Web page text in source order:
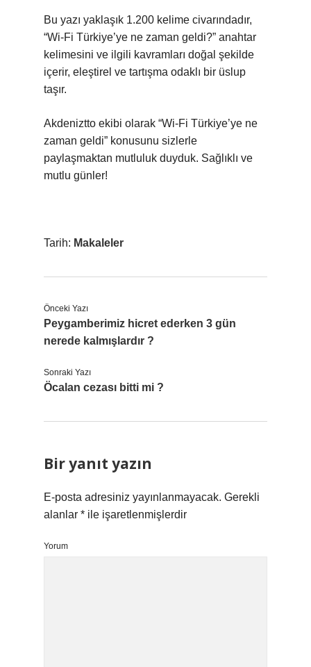
Bu yazı yaklaşık 1.200 kelime civarındadır,
“Wi-Fi Türkiye’ye ne zaman geldi?” anahtar
kelimesini ve ilgili kavramları doğal şekilde
içerir, eleştirel ve tartışma odaklı bir üslup
taşır.
Akdeniztto ekibi olarak “Wi-Fi Türkiye’ye ne
zaman geldi” konusunu sizlerle
paylaşmaktan mutluluk duyduk. Sağlıklı ve
mutlu günler!
Tarih: Makaleler
Önceki Yazı
Peygamberimiz hicret ederken 3 gün
nerede kalmışlardır ?
Sonraki Yazı
Öcalan cezası bitti mi ?
Bir yanıt yazın
E-posta adresiniz yayınlanmayacak. Gerekli
alanlar * ile işaretlenmişlerdir
Yorum